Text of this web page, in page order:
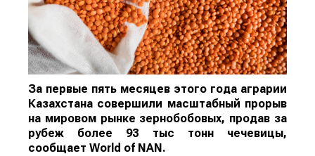
За первые пять месяцев этого года аграрии
Казахстана совершили масштабный прорыв
на мировом рынке зернобобовых, продав за
рубеж более 93 тыс тонн чечевицы,
сообщает World of NAN .